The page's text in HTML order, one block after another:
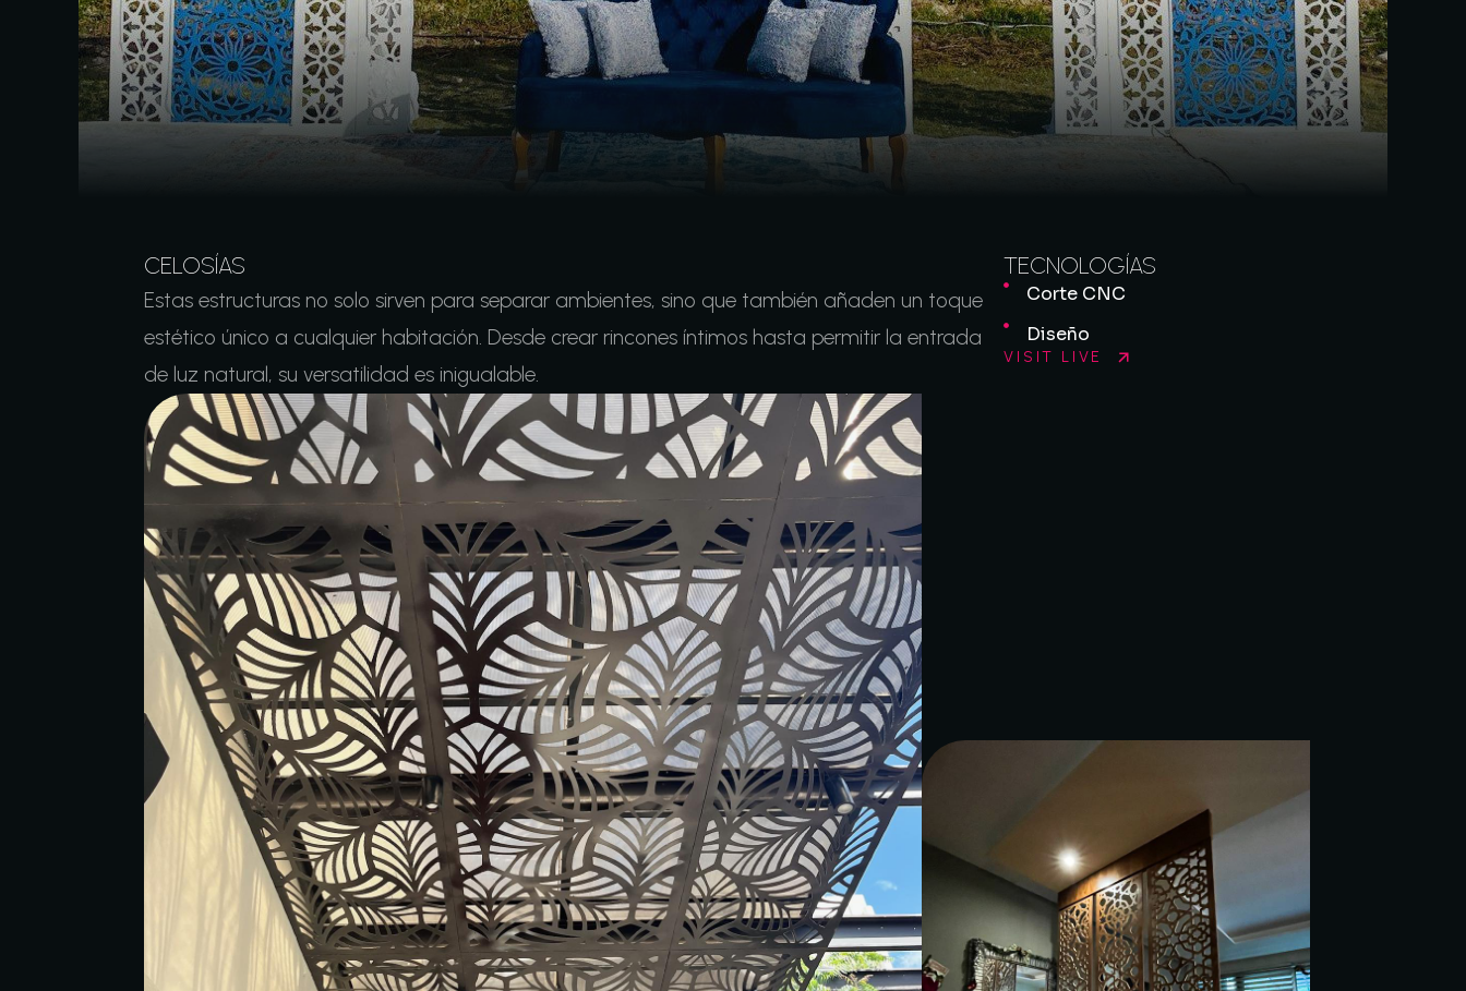
CELOSÍAS
Estas estructuras no solo sirven para separar ambientes, sino que también añaden un toque
estético único a cualquier habitación. Desde crear rincones íntimos hasta permitir la entrada
de luz natural, su versatilidad es inigualable.
TECNOLOGÍAS
Corte CNC
Diseño
VISIT LIVE